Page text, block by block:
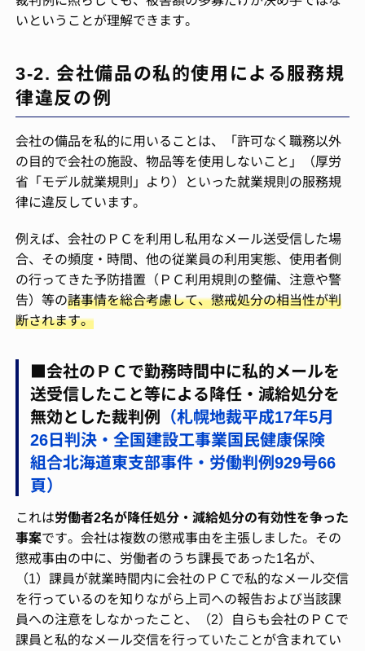
いということが理解できます。
3-2. 会社備品の私的使用による服務規
律違反の例
会社の備品を私的に用いることは、「許可なく職務以外
の目的で会社の施設、物品等を使用しないこと」（厚労
省「モデル就業規則」より）といった就業規則の服務規
律に違反しています。
例えば、会社のＰＣを利用し私用なメール送受信した場
合、その頻度・時間、他の従業員の利用実態、使用者側
の行ってきた予防措置（ＰＣ利用規則の整備、注意や警
告）等の諸事情を総合考慮して、懲戒処分の相当性が判
断されます。
■会社のＰＣで勤務時間中に私的メールを
送受信したこと等による降任・減給処分を
無効とした裁判例 （札幌地裁平成17年5月
26日判決・全国建設工事業国民健康保険
組合北海道東支部事件・労働判例929号66
頁）
これは労働者2名が降任処分・減給処分の有効性を争った
事案です。会社は複数の懲戒事由を主張しました。その
懲戒事由の中に、労働者のうち課長であった1名が、
（1）課員が就業時間内に会社のＰＣで私的なメール交信
を行っているのを知りながら上司への報告および当該課
員への注意をしなかったこと、（2）自らも会社のＰＣで
課員と私的なメール交信を行っていたことが含まれてい